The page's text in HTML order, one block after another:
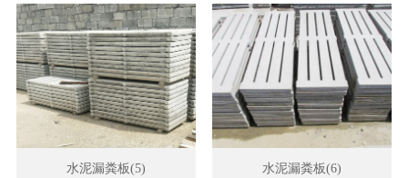
水泥漏粪板(5) 水泥漏粪板(6)